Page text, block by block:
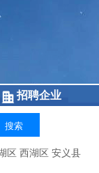
招聘企业
区 西湖区 安义县